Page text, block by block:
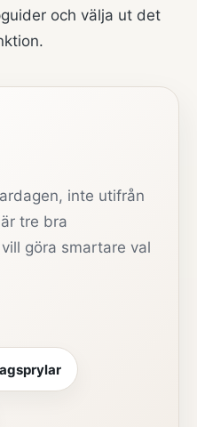
och välja ut det
inte utifrån
tre bra
göra smartare val